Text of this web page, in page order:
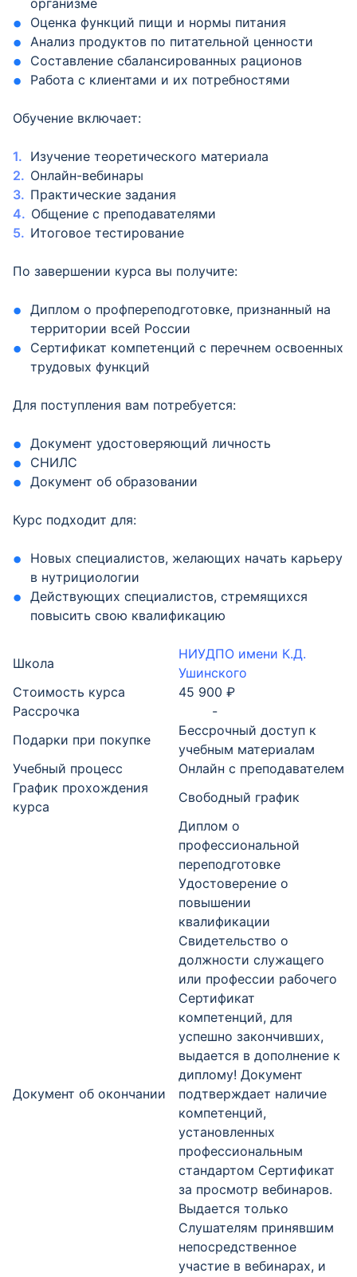
организме
Оценка функций пищи и нормы питания
Анализ продуктов по питательной ценности
Составление сбалансированных рационов
Работа с клиентами и их потребностями
Обучение включает:
Изучение теоретического материала
Онлайн-вебинары
Практические задания
Общение с преподавателями
Итоговое тестирование
По завершении курса вы получите:
Диплом о профпереподготовке, признанный на
территории всей России
Сертификат компетенций с перечнем освоенных
трудовых функций
Для поступления вам потребуется:
Документ удостоверяющий личность
СНИЛС
Документ об образовании
Курс подходит для:
Новых специалистов, желающих начать карьеру
в нутрициологии
Действующих специалистов, стремящихся
повысить свою квалификацию
Школа
НИУДПО имени К.Д.
Ушинского
Стоимость курса
45 900 ₽
Рассрочка
-
Подарки при покупке
Бессрочный доступ к
учебным материалам
Учебный процесс
Онлайн с преподавателем
График прохождения
курса
Свободный график
Документ об окончании
Диплом о
профессиональной
переподготовке
Удостоверение о
повышении
квалификации
Свидетельство о
должности служащего
или профессии рабочего
Сертификат
компетенций, для
успешно закончивших,
выдается в дополнение к
диплому! Документ
подтверждает наличие
компетенций,
установленных
профессиональным
стандартом Сертификат
за просмотр вебинаров.
Выдается только
Слушателям принявшим
непосредственное
участие в вебинарах, и